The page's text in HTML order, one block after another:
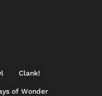
Clank!
of Wonder